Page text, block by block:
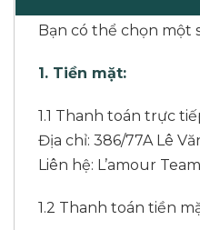
Bạn có thể chọn một
1. Tiền mặt:
1.1 Thanh toán trực
Địa chỉ: 386/77A Lê
Liên hệ: L’amour Team
1.2 Thanh toán tiền